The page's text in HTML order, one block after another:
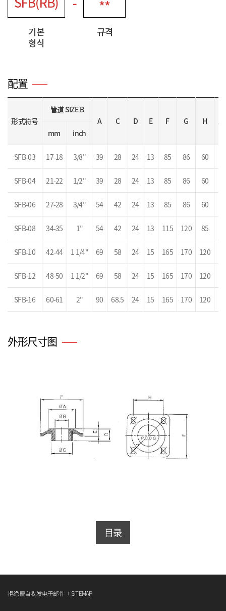
配置
形式符号
管道 SIZE B
A
C D E F G H
mm
inch
SFB-03 17-18 3/8" 39 28 24 13 85 86 60
SFB-04 21-22 1/2" 39 28 24 13 85 86 60
SFB-06 27-28 3/4" 54 42 24 13 85 86 60
SFB-08 34-35 1" 54 42 24 13 115 120 85
SFB-10 42-44 1 1/4" 69 58 24 15 165 170 120
SFB-12 48-50 1 1/2" 69 58 24 15 165 170 120
SFB-16 60-61 2" 90 68.5 24 15 165 170 120
外形尺寸图
目录
拒绝擅自收发电子邮件 SITEMAP